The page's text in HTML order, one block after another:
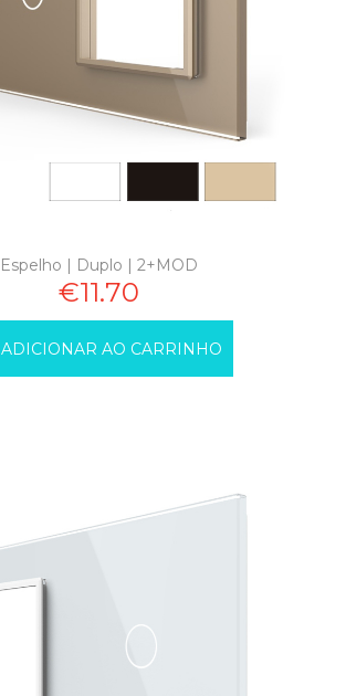
Espelho | Duplo | 2+MOD
€11.70
ADICIONAR AO CARRINHO